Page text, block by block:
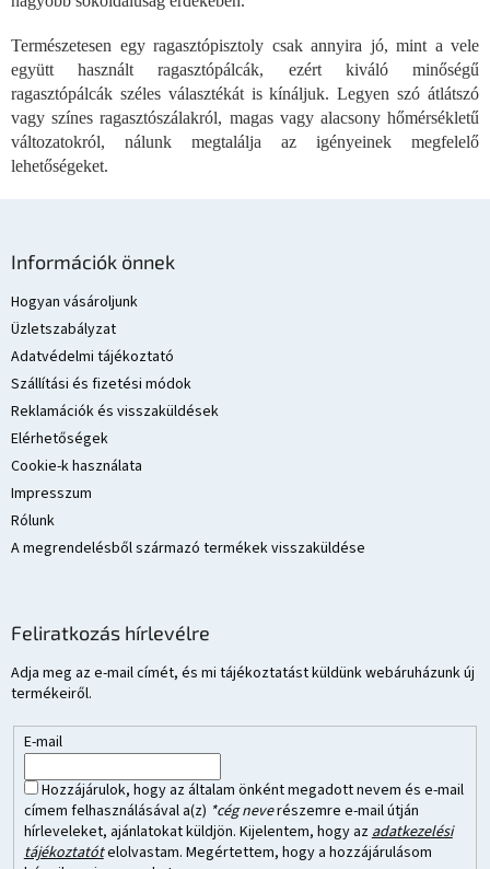
e
l
e
m
e
i
Természetesen egy ragasztópisztoly csak annyira jó, mint a vele
együtt használt ragasztópálcák, ezért kiváló minőségű
ragasztópálcák széles választékát is kínáljuk. Legyen szó átlátszó
vagy színes ragasztószálakról, magas vagy alacsony hőmérsékletű
változatokról, nálunk megtalálja az igényeinek megfelelő
lehetőségeket.
Információk önnek
Hogyan vásároljunk
Üzletszabályzat
Adatvédelmi tájékoztató
Szállítási és fizetési módok
Reklamációk és visszaküldések
Elérhetőségek
Cookie-k használata
Impresszum
Rólunk
A megrendelésből származó termékek visszaküldése
Feliratkozás hírlevélre
Adja meg az e-mail címét, és mi tájékoztatást küldünk webáruházunk új
termékeiről.
E-mail
Hozzájárulok, hogy az általam önként megadott nevem és e-mail
címem felhasználásával a(z) *cég neverészemre e-mail útján
hírleveleket, ajánlatokat küldjön. Kijelentem, hogy az adatkezelési
tájékoztatótelolvastam. Megértettem, hogy a hozzájárulásom